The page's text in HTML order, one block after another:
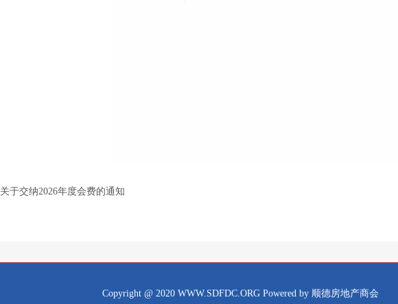
关于交纳2026年度会费的通知
Copyright @ 2020 WWW.SDFDC.ORG Powered by 顺德房地产商会